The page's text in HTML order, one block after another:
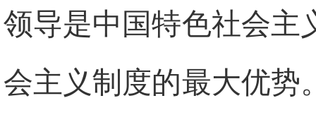
领导是中国特色社会主
会主义制度的最大优势